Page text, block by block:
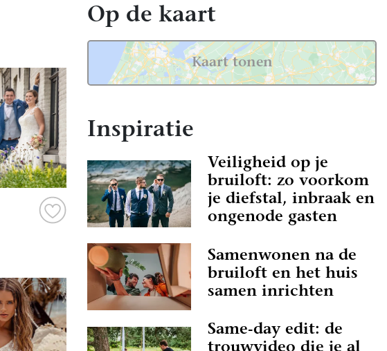
Op de kaart
Kaart tonen
Inspiratie
Veiligheid op je
bruiloft: zo voorkom
je diefstal, inbraak en
ongenode gasten
Samenwonen na de
bruiloft en het huis
samen inrichten
Same-day edit: de